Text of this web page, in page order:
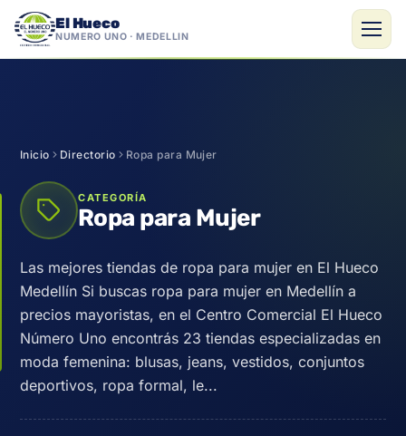
El Hueco
NÚMERO UNO · MEDELLÍN
Inicio Directorio Ropa para Mujer
CATEGORÍA
Ropa para Mujer
Las mejores tiendas de ropa para mujer en El Hueco
Medellín Si buscas ropa para mujer en Medellín a
precios mayoristas, en el Centro Comercial El Hueco
Número Uno encontrás 23 tiendas especializadas en
moda femenina: blusas, jeans, vestidos, conjuntos
deportivos, ropa formal, le...